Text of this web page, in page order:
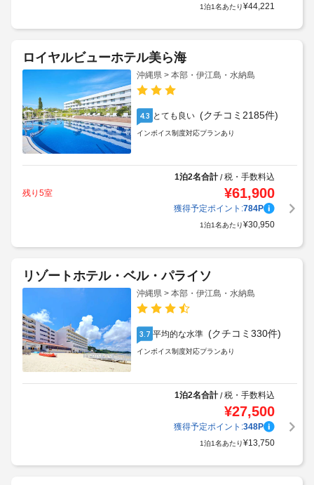
1泊1名あたり¥44,221
ロイヤルビューホテル美ら海
沖縄県 > 本部・伊江島・水納島
4.3 とても良い (クチコミ2185件)
インボイス制度対応プランあり
1泊2名合計/税・手数料込
残り5室
¥61,900
獲得予定ポイント:784P
1泊1名あたり¥30,950
リゾートホテル・ベル・パライソ
沖縄県 > 本部・伊江島・水納島
3.7 平均的な水準 (クチコミ330件)
インボイス制度対応プランあり
1泊2名合計/税・手数料込
¥27,500
獲得予定ポイント:348P
1泊1名あたり¥13,750